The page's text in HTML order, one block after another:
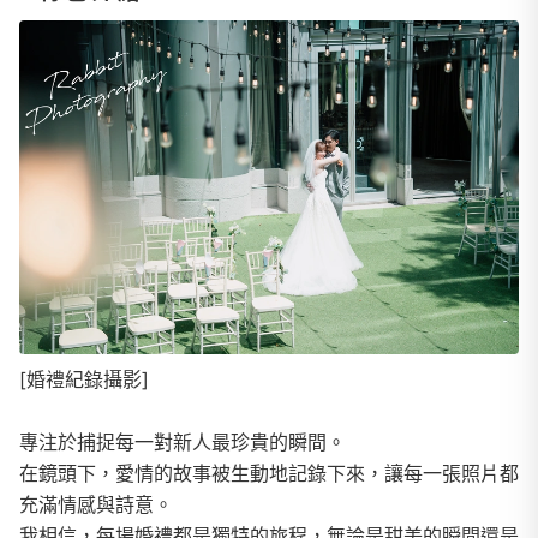
[婚禮紀錄攝影]
專注於捕捉每一對新人最珍貴的瞬間。
在鏡頭下，愛情的故事被生動地記錄下來，讓每一張照片都
充滿情感與詩意。